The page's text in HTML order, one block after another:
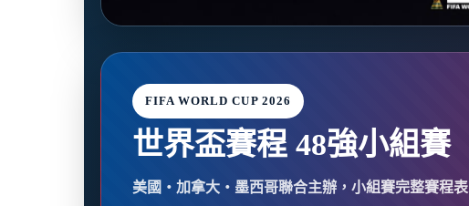
FIFA WORLD CUP 2026
世界盃賽程 48強小組賽
美國・加拿大・墨西哥聯合主辦，小組賽完整賽程表